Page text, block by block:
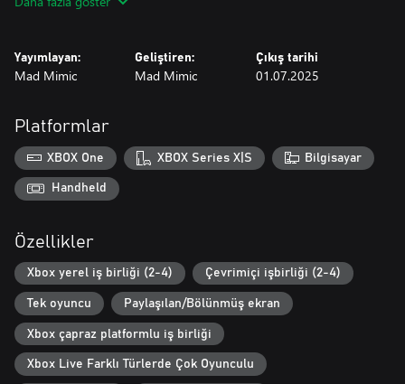
olmayan yeni karakterleri ekibinize katın. Kahraman olmamanız
KRALLIKLARIN KADERİ SİZİN ELLERİNİZDE!
üç farklı krallığı koruyun. Tipik Orta Çağ krallığı Noobland'i,
Trollmeria'nın dondurucu topraklarını ve sürekli büyüyen
mantarlarla dolup taşan Fungaria'yı savunun.
ORTA ÇAĞ CEPHANELİĞİ EMRİNİZDE!
oynayın. Krallığı seçin ve cephaneliğinizi top, sapan ve hatta
düşman sürülerini ateşe vermeye hazır bebek bir ejderha gibi
silahlarla donatın!
Yayımlayan:
Mad Mimic
Geliştiren:
Mad Mimic
Çıkış tarihi
01.07.2025
Platformlar
XBOX One XBOX Series X|S Bilgisayar
Handheld
Özellikler
Xbox yerel iş birliği (2-4) Çevrimiçi işbirliği (2-4)
Tek oyuncu Paylaşılan/Bölünmüş ekran
Xbox çapraz platformlu iş birliği
Xbox Live Farklı Türlerde Çok Oyunculu